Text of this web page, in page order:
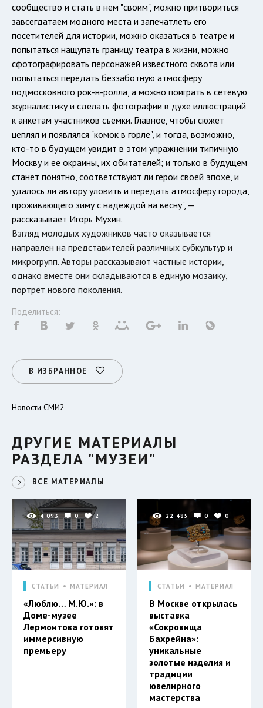
сообщество и стать в нем "своим", можно притвориться
завсегдатаем модного места и запечатлеть его
посетителей для истории, можно оказаться в театре и
попытаться нащупать границу театра в жизни, можно
сфотографировать персонажей известного сквота или
попытаться передать беззаботную атмосферу
подмосковного рок-н-ролла, а можно поиграть в сетевую
журналистику и сделать фотографии в духе иллюстраций
к анкетам участников съемки. Главное, чтобы сюжет
цеплял и появлялся "комок в горле", и тогда, возможно,
кто-то в будущем увидит в этом упражнении типичную
Москву и ее окраины, их обитателей; и только в будущем
станет понятно, соответствуют ли герои своей эпохе, и
удалось ли автору уловить и передать атмосферу города,
проживающего зиму с надеждой на весну", —
рассказывает Игорь Мухин.
Взгляд молодых художников часто оказывается
направлен на представителей различных субкультур и
микрогрупп. Авторы рассказывают частные истории,
однако вместе они складываются в единую мозаику,
портрет нового поколения.
Поделиться:
В ИЗБРАННОЕ
Новости СМИ2
ДРУГИЕ МАТЕРИАЛЫ
РАЗДЕЛА "МУЗЕИ"
ВСЕ МАТЕРИАЛЫ
4 093 0 2
СТАТЬИ МАТЕРИАЛ
«Люблю… М.Ю.»: в
Доме-музее
Лермонтова готовят
иммерсивную
премьеру
22 485 0 0
СТАТЬИ МАТЕРИАЛ
В Москве открылась
выставка
«Сокровища
Бахрейна»:
уникальные
золотые изделия и
традиции
ювелирного
мастерства